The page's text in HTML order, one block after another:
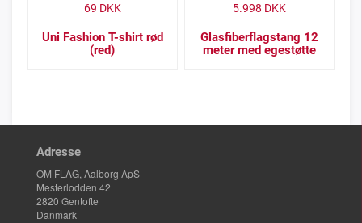
Uni Fashion T-shirt rød
(red)
69 DKK
Glasfiberflagstang 12
meter med egestøtte
5.998 DKK
Adresse
OM FLAG, Aalborg ApS
Mesterlodden 42
2820 Gentofte
Danmark